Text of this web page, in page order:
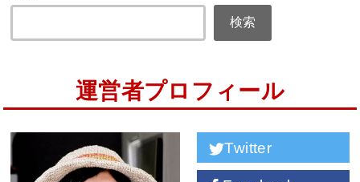
検索
運営者プロフィール
Twitter